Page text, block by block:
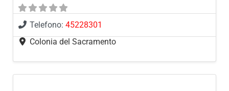
Telefono: 45228301
Colonia del Sacramento